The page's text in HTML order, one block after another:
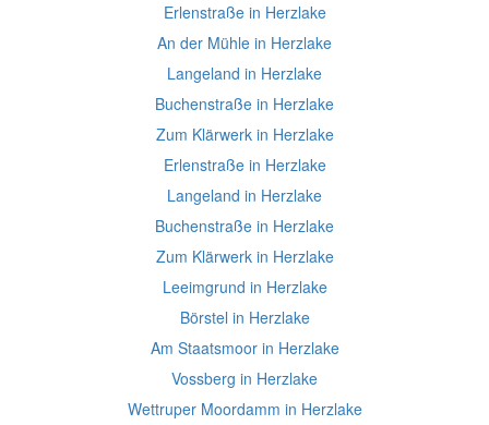
Erlenstraße in Herzlake
An der Mühle in Herzlake
Langeland in Herzlake
Buchenstraße in Herzlake
Zum Klärwerk in Herzlake
Erlenstraße in Herzlake
Langeland in Herzlake
Buchenstraße in Herzlake
Zum Klärwerk in Herzlake
Leeimgrund in Herzlake
Börstel in Herzlake
Am Staatsmoor in Herzlake
Vossberg in Herzlake
Wettruper Moordamm in Herzlake